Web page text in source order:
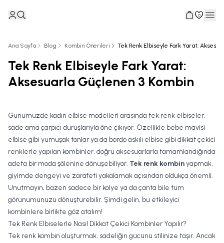
0
Ana Sayfa Blog Kombin Önerileri Tek Renk Elbiseyle Fark Yarat:
Tek Renk Elbiseyle Fark Yarat:
Aksesuarla Güçlenen 3 Kombin
Günümüzde kadın elbise modelleri arasında tek renk elbiseler,
sade ama çarpıcı duruşlarıyla öne çıkıyor. Özellikle bebe mavisi
elbise gibi yumuşak tonlar ya da bordo askılı elbise gibi dikkat çekici
renklerle yapılan kombinler, doğru aksesuarlarla tamamlandığında
adeta bir moda şölenine dönüşebiliyor. Tek renk kombinyapmak,
giyimde dengeyi ve zarafeti yakalamak açısından oldukça önemli.
Unutmayın, bazen sadece bir kolye ya da çanta bile tüm
görünümünüzü dönüştürebilir. Şimdi gelin, bu etkileyici
kombinlere birlikte göz atalım!
Tek Renk Elbiselerle Nasıl Dikkat Çekici Kombinler Yapılır?
Tek renk kombin oluşturmak, sadeliğin gücünü stilinize taşır. Ancak